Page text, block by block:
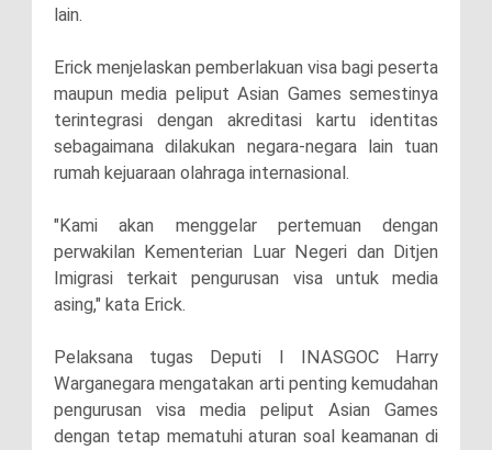
lain.
Erick menjelaskan pemberlakuan visa bagi peserta
maupun media peliput Asian Games semestinya
terintegrasi dengan akreditasi kartu identitas
sebagaimana dilakukan negara-negara lain tuan
rumah kejuaraan olahraga internasional.
"Kami akan menggelar pertemuan dengan
perwakilan Kementerian Luar Negeri dan Ditjen
Imigrasi terkait pengurusan visa untuk media
asing," kata Erick.
Pelaksana tugas Deputi I INASGOC Harry
Warganegara mengatakan arti penting kemudahan
pengurusan visa media peliput Asian Games
dengan tetap mematuhi aturan soal keamanan di